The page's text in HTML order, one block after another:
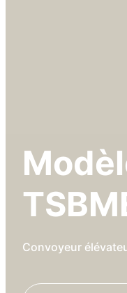
Convoyeur